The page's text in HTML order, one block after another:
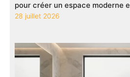
pour créer un espace moderne
28 juillet 2026